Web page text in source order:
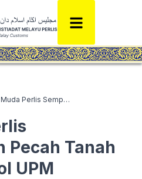
Raja Muda Perlis Sempurnakan Pecah Tanah Padang Besbol UPM
Pecah Tanah
UPM